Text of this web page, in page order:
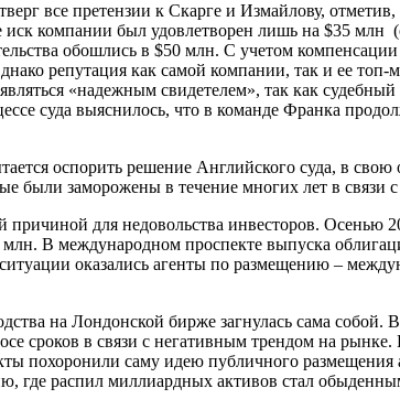
все претензии к Скарге и Измайлову,
иск компании был удовлетворен лишь на $35
обошлись в $50 млн. С учетом
репутация как самой компании, так и ее
«надежным свидетелем», так как
суда выяснилось, что в команде Франка
оспорить решение Английского суда, в
были заморожены в течение многих лет в связи
причиной для недовольства инвесторов. Осенью
В международном проспекте выпуска
оказались агенты по размещению –
на Лондонской бирже загнулась сама
сроков в связи с негативным трендом на
похоронили саму идею публичного
где распил миллиардных активов стал